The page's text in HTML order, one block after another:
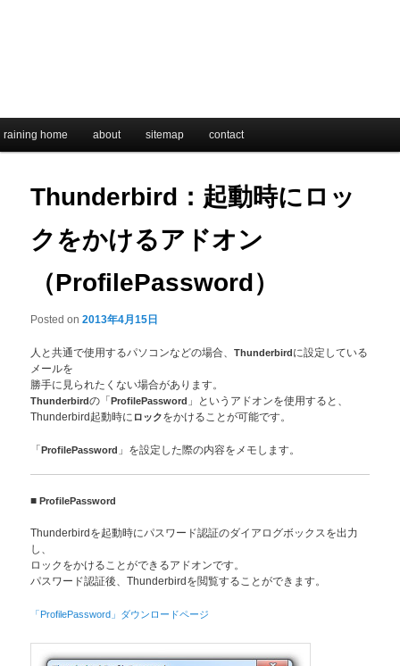
メインコンテンツへ移動
サブコンテンツへ移動
raining home about sitemap contact
Thunderbird：起動時にロッ
クをかけるアドオン
（ProfilePassword）
Posted on2013年4月15日
人と共通で使用するパソコンなどの場合、Thunderbirdに設定している
メールを
勝手に見られたくない場合があります。
Thunderbirdの「ProfilePassword 」というアドオンを使用すると、
Thunderbird起動時に ロックをかけることが可能です。
「ProfilePassword 」を設定した際の内容をメモします。
■ProfilePassword
Thunderbirdを起動時にパスワード認証のダイアログボックスを出力
し、
ロックをかけることができるアドオンです。
パスワード認証後、Thunderbirdを閲覧することができます。
「ProfilePassword」ダウンロードページ